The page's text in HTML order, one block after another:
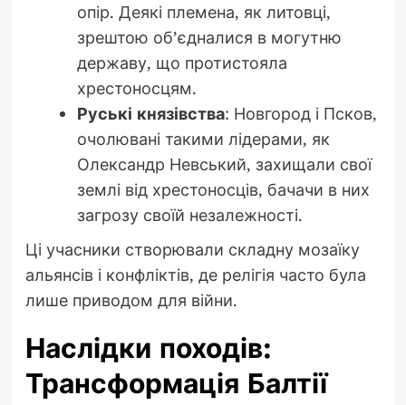
опір. Деякі племена, як литовці,
зрештою об’єдналися в могутню
державу, що протистояла
хрестоносцям.
Руські князівства: Новгород і Псков,
очолювані такими лідерами, як
Олександр Невський, захищали свої
землі від хрестоносців, бачачи в них
загрозу своїй незалежності.
Ці учасники створювали складну мозаїку
альянсів і конфліктів, де релігія часто була
лише приводом для війни.
Наслідки походів:
Трансформація Балтії